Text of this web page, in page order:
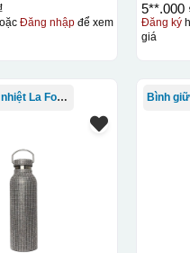
2: Dán decal lên gốm
trước khi dán nó lên gốm
để khi dán không bị nhỏ
Đăng nhập để xem
5**.000
Đăng ký
giá
Bình giữ nhiệt La Fonte